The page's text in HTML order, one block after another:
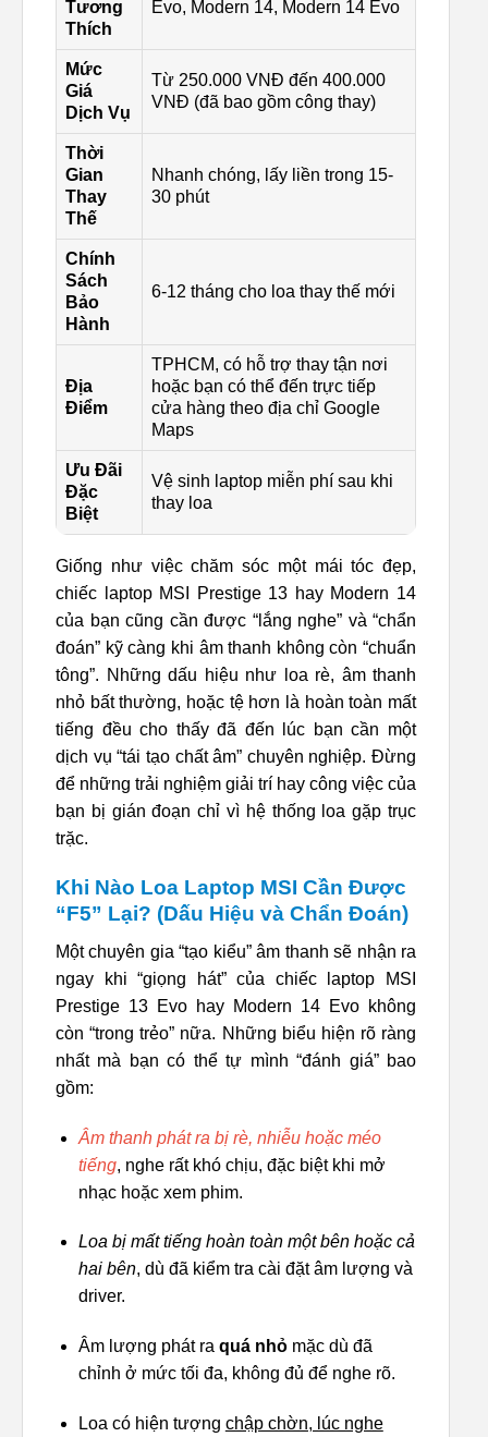
Tương
Thích
Evo, Modern 14, Modern 14 Evo
Mức
Giá
Dịch Vụ
Từ 250.000 VNĐ đến 400.000
VNĐ (đã bao gồm công thay)
Thời
Gian
Thay
Thế
Nhanh chóng, lấy liền trong 15-
30 phút
Chính
Sách
Bảo
Hành
6-12 tháng cho loa thay thế mới
Địa
Điểm
TPHCM, có hỗ trợ thay tận nơi
hoặc bạn có thể đến trực tiếp
cửa hàng theo địa chỉ Google
Maps
Ưu Đãi
Đặc
Biệt
Vệ sinh laptop miễn phí sau khi
thay loa
Giống như việc chăm sóc một mái tóc đẹp,
chiếc laptop MSI Prestige 13 hay Modern 14
của bạn cũng cần được “lắng nghe” và “chẩn
đoán” kỹ càng khi âm thanh không còn “chuẩn
tông”. Những dấu hiệu như loa rè, âm thanh
nhỏ bất thường, hoặc tệ hơn là hoàn toàn mất
tiếng đều cho thấy đã đến lúc bạn cần một
dịch vụ “tái tạo chất âm” chuyên nghiệp. Đừng
để những trải nghiệm giải trí hay công việc của
bạn bị gián đoạn chỉ vì hệ thống loa gặp trục
trặc.
Khi Nào Loa Laptop MSI Cần Được
“F5” Lại? (Dấu Hiệu và Chẩn Đoán)
Một chuyên gia “tạo kiểu” âm thanh sẽ nhận ra
ngay khi “giọng hát” của chiếc laptop MSI
Prestige 13 Evo hay Modern 14 Evo không
còn “trong trẻo” nữa. Những biểu hiện rõ ràng
nhất mà bạn có thể tự mình “đánh giá” bao
gồm:
Âm thanh phát ra bị rè, nhiễu hoặc méo
tiếng, nghe rất khó chịu, đặc biệt khi mở
nhạc hoặc xem phim.
Loa bị mất tiếng hoàn toàn một bên hoặc cả
hai bên, dù đã kiểm tra cài đặt âm lượng và
driver.
Âm lượng phát ra quá nhỏmặc dù đã
chỉnh ở mức tối đa, không đủ để nghe rõ.
Loa có hiện tượng chập chờn, lúc nghe